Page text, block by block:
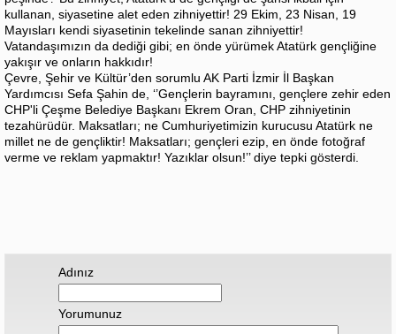
kullanan, siyasetine alet eden zihniyettir! 29 Ekim, 23 Nisan, 19
Mayısları kendi siyasetinin tekelinde sanan zihniyettir!
Vatandaşımızın da dediği gibi; en önde yürümek Atatürk gençliğine
yakışır ve onların hakkıdır!
Çevre, Şehir ve Kültür’den sorumlu AK Parti İzmir İl Başkan
Yardımcısı Sefa Şahin de, ‘’Gençlerin bayramını, gençlere zehir eden
CHP'li Çeşme Belediye Başkanı Ekrem Oran, CHP zihniyetinin
tezahürüdür. Maksatları; ne Cumhuriyetimizin kurucusu Atatürk ne
millet ne de gençliktir! Maksatları; gençleri ezip, en önde fotoğraf
verme ve reklam yapmaktır! Yazıklar olsun!’’ diye tepki gösterdi.
Adınız
Yorumunuz